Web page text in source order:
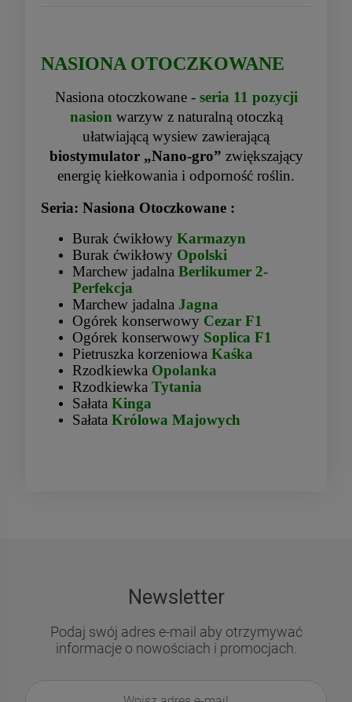
NASIONA OTOCZKOWANE
Nasiona otoczkowane - seria 11 pozycji
nasion warzyw z naturalną otoczką
ułatwiającą wysiew zawierającą
biostymulator „Nano-gro” zwiększający
energię kiełkowania i odporność roślin.
Seria: Nasiona Otoczkowane :
Burak ćwikłowy Karmazyn
Burak ćwikłowy Opolski
Marchew jadalna Berlikumer 2-
Perfekcja
Marchew jadalna Jagna
Ogórek konserwowy Cezar F1
Ogórek konserwowy Soplica F1
Pietruszka korzeniowa Kaśka
Rzodkiewka Opolanka
Rzodkiewka Tytania
Sałata Kinga
Sałata Królowa Majowych
Newsletter
Podaj swój adres e-mail aby otrzymywać
informacje o nowościach i promocjach.